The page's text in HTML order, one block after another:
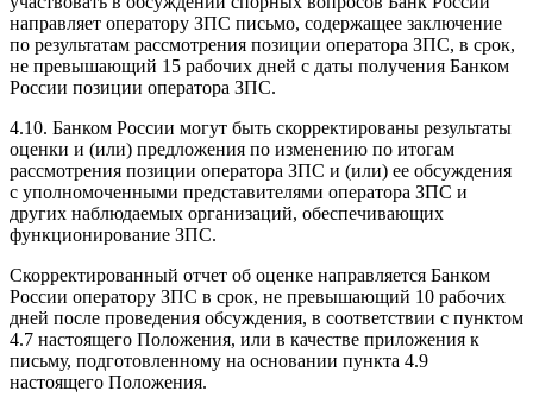
направляет оператору ЗПС письмо, содержащее заключение
по результатам рассмотрения позиции оператора ЗПС, в срок,
не превышающий 15 рабочих дней с даты получения Банком
России позиции оператора ЗПС.
4.10. Банком России могут быть скорректированы результаты
оценки и (или) предложения по изменению по итогам
рассмотрения позиции оператора ЗПС и (или) ее обсуждения
с уполномоченными представителями оператора ЗПС и
других наблюдаемых организаций, обеспечивающих
функционирование ЗПС.
Скорректированный отчет об оценке направляется Банком
России оператору ЗПС в срок, не превышающий 10 рабочих
дней после проведения обсуждения, в соответствии с пунктом
4.7 настоящего Положения, или в качестве приложения к
письму, подготовленному на основании пункта 4.9
настоящего Положения.